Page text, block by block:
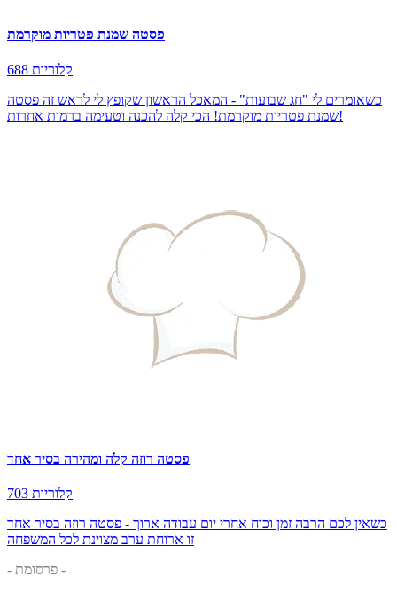
פסטה שמנת פטריות מוקרמת
688 קלוריות
כשאומרים לי "חג שבועות" - המאכל הראשון שקופץ לי לראש זה פסטה
שמנת פטריות מוקרמת! הכי קלה להכנה וטעימה ברמות אחרות!
פסטה רוזה קלה ומהירה בסיר אחד
703 קלוריות
כשאין לכם הרבה זמן וכוח אחרי יום עבודה ארוך - פסטה רוזה בסיר אחד
זו ארוחת ערב מצוינת לכל המשפחה
- פרסומת -